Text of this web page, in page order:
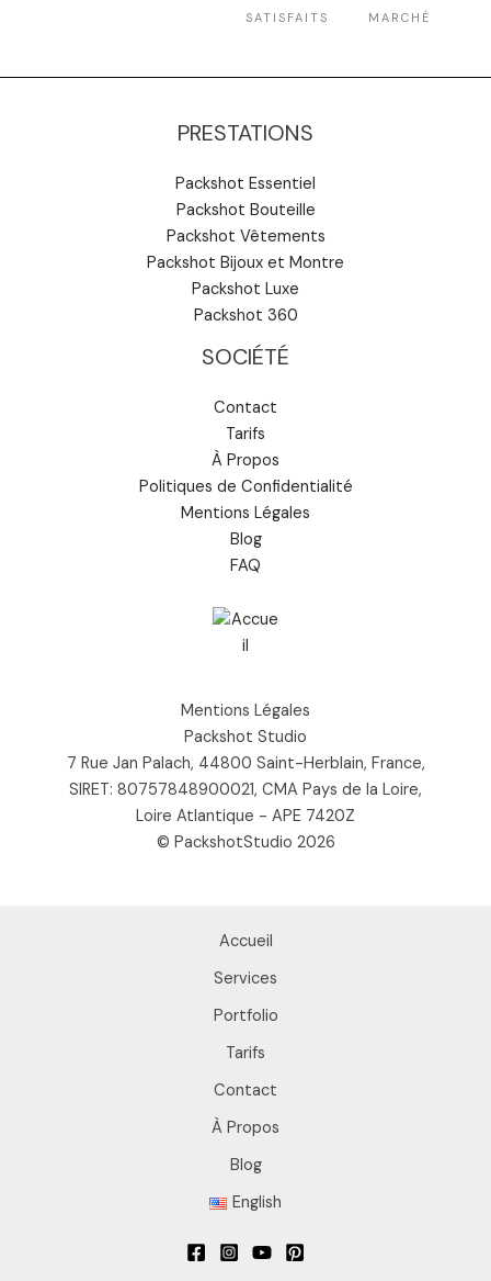
SATISFAITS
MARCHÉ
PRESTATIONS
Packshot Essentiel
Packshot Bouteille
Packshot Vêtements
Packshot Bijoux et Montre
Packshot Luxe
Packshot 360
SOCIÉTÉ
Contact
Tarifs
À Propos
Politiques de Confidentialité
Mentions Légales
Blog
FAQ
Mentions Légales
Packshot Studio
7 Rue Jan Palach, 44800 Saint-Herblain, France,
SIRET: 80757848900021, CMA Pays de la Loire,
Loire Atlantique - APE 7420Z
© PackshotStudio 2026
Accueil
Services
Portfolio
Tarifs
Contact
À Propos
Blog
English